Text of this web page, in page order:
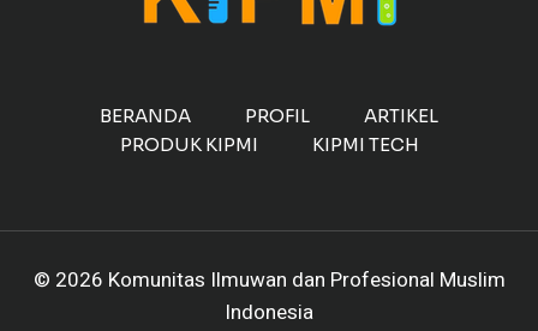
BERANDA PROFIL
ARTIKEL
PRODUK KIPMI
KIPMI TECH
© 2026 Komunitas Ilmuwan dan Profesional Muslim
Indonesia